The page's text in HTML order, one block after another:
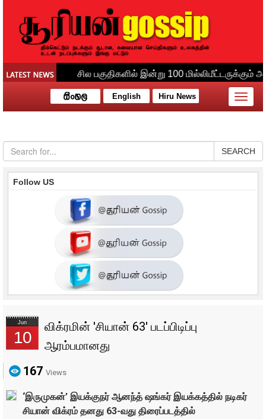
English Hiru News
Toggle
SEARCH
Follow US
Jun
10
விக்ரமின் 'சியான் 63' படப்பிடிப்பு
ஆரம்பமானது
167 Views
‘இருமுகன்’ இயக்குநர் ஆனந்த் ஷங்கர் இயக்கத்தில் நடிகர்
சியான் விக்ரம் தனது 63-வது திரைப்படத்தில்